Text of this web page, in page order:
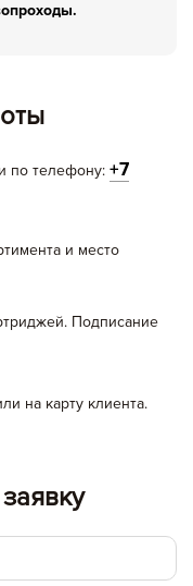
по телефону: +7
и место
Подписание
на карту клиента.
Сумма,
руб.